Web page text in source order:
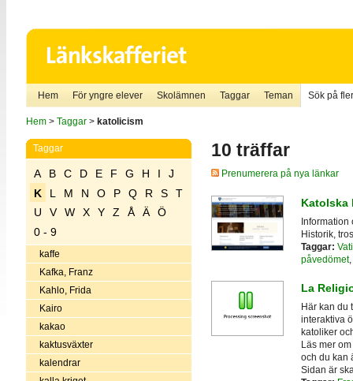
Hem För yngre elever Skolämnen Taggar Teman Sök på
Hem> Taggar> katolicism
Taggar
A B C D E F G H I
J
K
L M N O P Q R S
T
U
V W X Y Z Å Ä
Ö
0 - 9
kaffe
Kafka, Franz
Kahlo, Frida
Kairo
kakao
kaktusväxter
kalendrar
10 träffar
Prenumerera på nya länkar
Katolska
Information
Historik,
Taggar:
påvedömet,
La
Här kan du
interaktiva
katoliker
Läs mer
och du kan
Sidan är